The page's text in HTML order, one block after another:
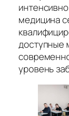
медицина
доступные
уровень